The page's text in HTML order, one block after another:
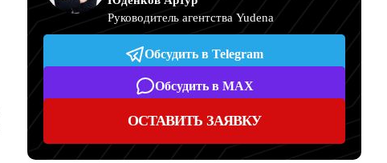
Руководитель агентства Yudena
Обсудить в Telegram
Обсудить в MAX
ОСТАВИТЬ ЗАЯВКУ